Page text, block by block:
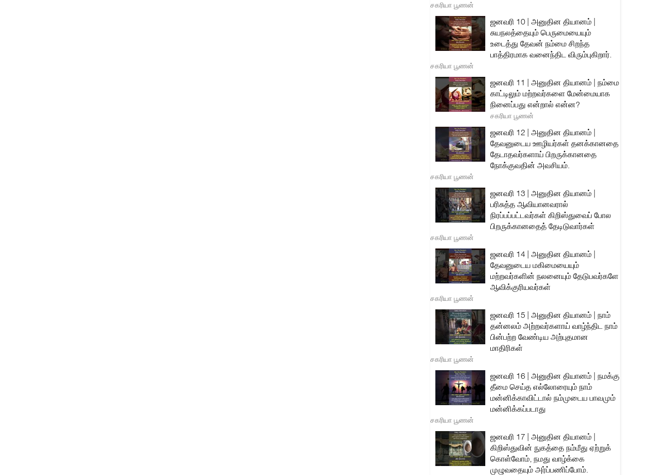
சகரியா பூணன்
ஜனவரி 10 | அனுதின தியானம் |
சுயநலத்தையும் பெருமையையும்
உடைத்து தேவன் நம்மை சிறந்த
பாத்திரமாக வனைந்திட விரும்புகிறார்.
சகரியா பூணன்
ஜனவரி 11 | அனுதின தியானம் | நம்மை
காட்டிலும் மற்றவர்களை மேன்மையாக
நினைப்பது என்றால் என்ன?
சகரியா பூணன்
ஜனவரி 12 | அனுதின தியானம் |
தேவனுடைய ஊழியர்கள் தனக்கானதை
தேடாதவர்களாய் பிறருக்கானதை
நோக்குவதின் அவசியம்.
சகரியா பூணன்
ஜனவரி 13 | அனுதின தியானம் |
பரிசுத்த ஆவியானவரால்
நிரப்பப்பட்டவர்கள் கிறிஸ்துவைப் போல
பிறருக்கானதைத் தேடிடுவார்கள்
சகரியா பூணன்
ஜனவரி 14 | அனுதின தியானம் |
தேவனுடைய மகிமையையும்
மற்றவர்களின் நலனையும் தேடுபவர்களே
ஆவிக்குரியவர்கள்
சகரியா பூணன்
ஜனவரி 15 | அனுதின தியானம் | நாம்
தன்னலம் அற்றவர்களாய் வாழ்ந்திட நாம்
பின்பற்ற வேண்டிய அற்புதமான
மாதிரிகள்
சகரியா பூணன்
ஜனவரி 16 | அனுதின தியானம் | நமக்கு
தீமை செய்த எல்லோரையும் நாம்
மன்னிக்காவிட்டால் நம்முடைய பாவமும்
மன்னிக்கப்படாது
சகரியா பூணன்
ஜனவரி 17 | அனுதின தியானம் |
கிறிஸ்துவின் நுகத்தை நம்மீது ஏற்றுக்
கொள்வோம், நமது வாழ்க்கை
முழுவதையும் அர்ப்பணிப்போம்.